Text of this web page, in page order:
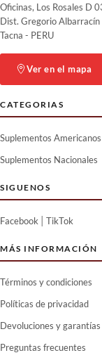
digestivos como la
gas y la indigestión.
Oficinas, Los Rosales D
Dist. Gregorio Albarracín
Tacna - PERU
Ver en el mapa
CATEGORIAS
Suplementos Americanos
Suplementos Nacionales
SIGUENOS
Facebook | TikTok
MÁS INFORMACIÓN
Términos y condiciones
Políticas de privacidad
Devoluciones y garantías
Preguntas frecuentes